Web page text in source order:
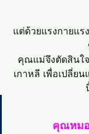
แต่ด้วยแรงกายแร
คุณแม่จึงตัดสินใ
เกาหลี เพื่อเปลี่ย
คุณหม